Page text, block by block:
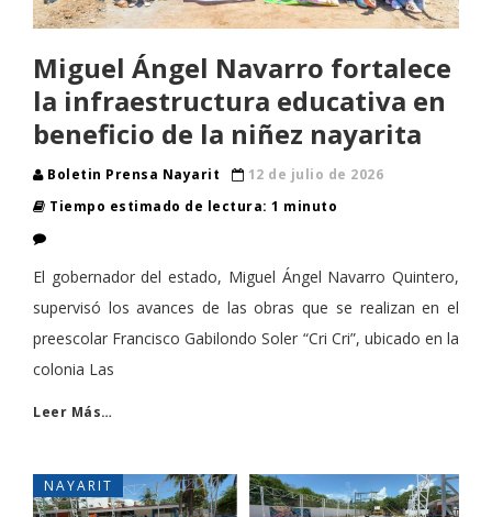
Miguel Ángel Navarro fortalece
la infraestructura educativa en
beneficio de la niñez nayarita
Boletin Prensa Nayarit
12 de julio de 2026
Tiempo estimado de lectura: 1 minuto
El gobernador del estado, Miguel Ángel Navarro Quintero,
supervisó los avances de las obras que se realizan en el
preescolar Francisco Gabilondo Soler “Cri Cri”, ubicado en la
colonia Las
Leer Más…
NAYARIT